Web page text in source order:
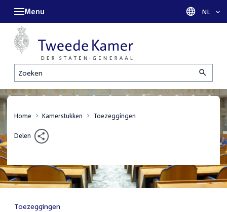
Zoeken
Menu Taal
NL
Home Kamerstukken Toezeggingen
Delen
Toezeggingen